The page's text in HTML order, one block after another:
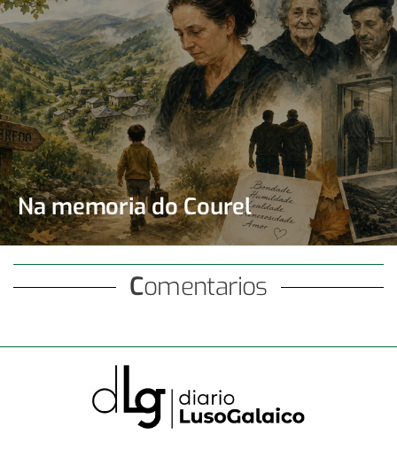
Na memoria do Courel
Comentarios